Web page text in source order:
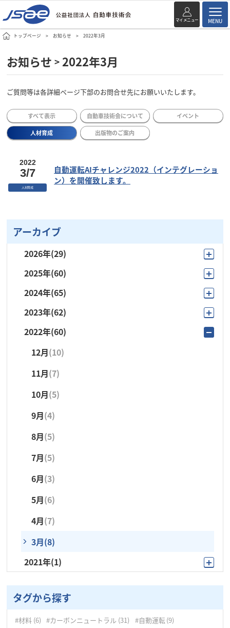
マイメニュー MENU
トップページ お知らせ 2022年3月
お知らせ > 2022年3月
ご質問等は各詳細ページ下部のお問合せ先にお願いいたします。
すべて表示 自動車技術会について イベント
人材育成 出版物のご案内
自動運転AIチャレンジ2022（インテグレーショ
ン）を開催致します。
2022
3/7
人材育成
アーカイブ
2026年(29)
8月(4)
7月(6)
6月(1)
5月(4)
4月(5)
3月(4)
2月(1)
1月(4)
2025年(60)
12月(4)
11月(3)
10月(9)
9月(15)
8月(3)
7月(6)
6月(3)
5月(4)
4月(3)
3月(5)
2月(1)
1月(4)
2024年(65)
12月(2)
11月(5)
10月(4)
9月(21)
8月(5)
7月(6)
6月(4)
5月(2)
4月(2)
3月(5)
2月(4)
1月(5)
2023年(62)
12月(4)
11月(5)
10月(9)
9月(8)
8月(5)
7月(2)
6月(4)
5月(6)
4月(3)
3月(4)
2月(7)
1月(5)
2022年(60)
12月(10)
11月(7)
10月(5)
9月(4)
8月(5)
7月(5)
6月(3)
5月(6)
4月(7)
3月(8)
2021年(1)
9月(1)
タグから探す
#材料 (6) #カーボンニュートラル (31) #自動運転(9)